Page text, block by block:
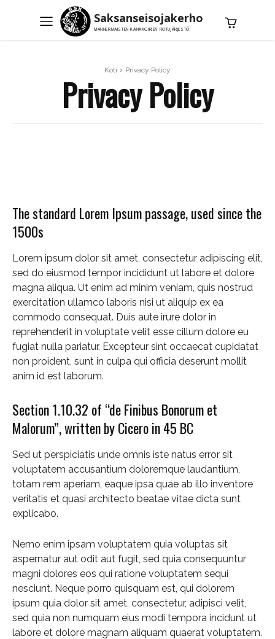
Saksanseisojakerho
MANNERMAISTEN KANAKOIRIEN ROTUJÄRJESTÖ
Koti Privacy Policy
Privacy Policy
The standard Lorem Ipsum passage, used since the
1500s
Lorem ipsum dolor sit amet, consectetur adipiscing elit,
sed do eiusmod tempor incididunt ut labore et dolore
magna aliqua. Ut enim ad minim veniam, quis nostrud
exercitation ullamco laboris nisi ut aliquip ex ea
commodo consequat. Duis aute irure dolor in
reprehenderit in voluptate velit esse cillum dolore eu
fugiat nulla pariatur. Excepteur sint occaecat cupidatat
non proident, sunt in culpa qui officia deserunt mollit
anim id est laborum.
Section 1.10.32 of “de Finibus Bonorum et
Malorum”, written by Cicero in 45 BC
Sed ut perspiciatis unde omnis iste natus error sit
voluptatem accusantium doloremque laudantium,
totam rem aperiam, eaque ipsa quae ab illo inventore
veritatis et quasi architecto beatae vitae dicta sunt
explicabo.
Nemo enim ipsam voluptatem quia voluptas sit
aspernatur aut odit aut fugit, sed quia consequuntur
magni dolores eos qui ratione voluptatem sequi
nesciunt. Neque porro quisquam est, qui dolorem
ipsum quia dolor sit amet, consectetur, adipisci velit,
sed quia non numquam eius modi tempora incidunt ut
labore et dolore magnam aliquam quaerat voluptatem.